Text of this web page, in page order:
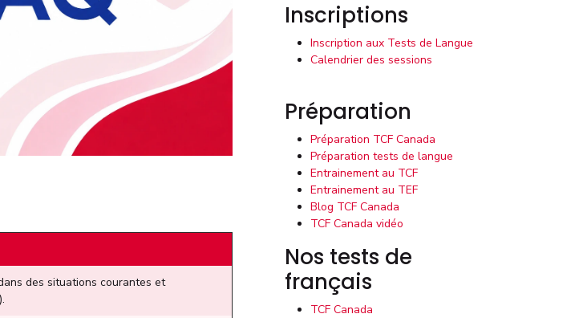
des situations courantes et
Inscriptions
Inscription aux Tests de Langue
Calendrier des sessions
Préparation
Préparation TCF Canada
Préparation tests de langue
Entrainement au TCF
Entrainement au TEF
Blog TCF Canada
TCF Canada vidéo
Nos tests de
français
TCF Canada